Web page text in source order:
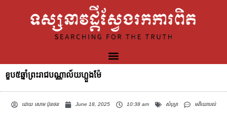
ខួប៥ឆ្នាំព្រះរាជបណ្ណាល័យហ្លួងម៉ែ
ដោយសោម ប៊ុនថន June 18, 2025 10:38 am សំបុត្រ មតិយោបល់